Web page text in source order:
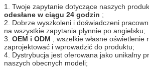
-30-50 Centymetry (patrz
obciążenia wyjściowego)
Wilgotność robocza:
20-99% RH bez
BezpieczeństwoStandardy
Będziemy przechowywać
produktów;
Dla zamówień próbek:
Możemy wysłać produkty
otrzymaniu płatności;
1. Twoje zapytanie dotyczące naszych
odesłane w ciągu 24 godzin ;
2. Dobrze wyszkoleni i doświadczeni
na wszystkie zapytania płynnie po angielsku;
3. OEM i ODM , wszelkie własne oświetlenie
zaprojektować i wprowadzić do produktu;
4. Dystrybucja jest oferowana jako unikalny
naszych obecnych modeli;